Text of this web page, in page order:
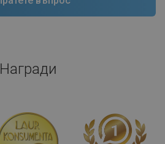
Награди